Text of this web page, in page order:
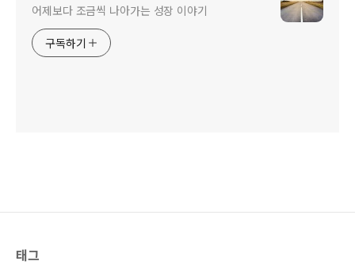
어제보다 조금씩 나아가는 성장 이야기
구독하기
태그